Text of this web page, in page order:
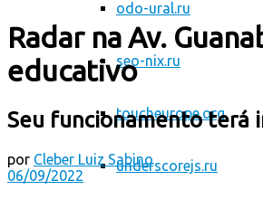
odo-ural.ru
seo-nix.ru
toucheurope.org
underscorejs.ru
Radar na Av.
educativo
Seu funcionamento terá
por Cleber Luiz Sabino
06/09/2022